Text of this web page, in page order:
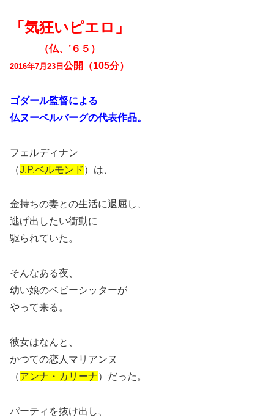
「気狂いピエロ」
（仏、’６５）
2016年7月23日 公開（105分）
ゴダール監督による
仏ヌーベルバーグの代表作品。
フェルディナン
（J.P.ベルモンド ）は、
金持ちの妻との生活に退屈し、
逃げ出したい衝動に
駆られていた。
そんなある夜、
幼い娘のベビーシッターが
やって来る。
彼女はなんと、
かつての恋人マリアンヌ
（アンナ・カリーナ）だった。
パーティを抜け出し、